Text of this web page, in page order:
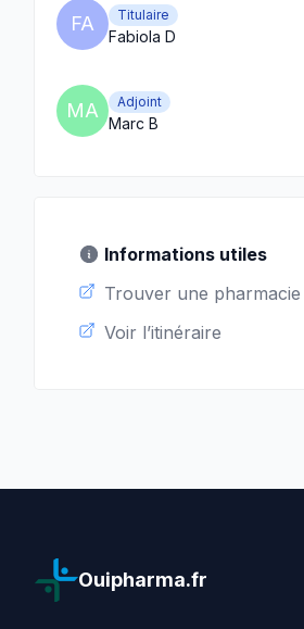
FA Titulaire
Fabiola D
MA Adjoint
Marc B
Informations utiles
Trouver une pharmacie
Voir l’itinéraire
Ouipharma.fr